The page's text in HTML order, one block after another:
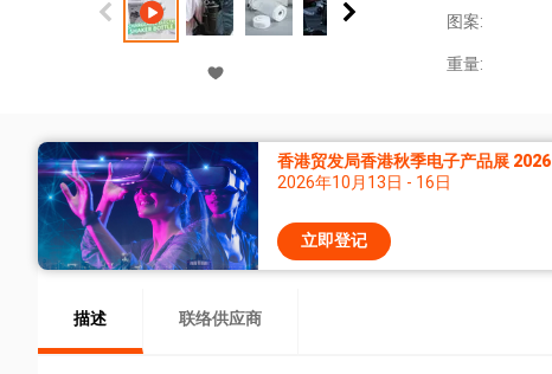
图案:
重量:
香港贸发局香港秋季电子产品展 2026
2026年10月13日 - 16日
立即登记
描述 联络供应商